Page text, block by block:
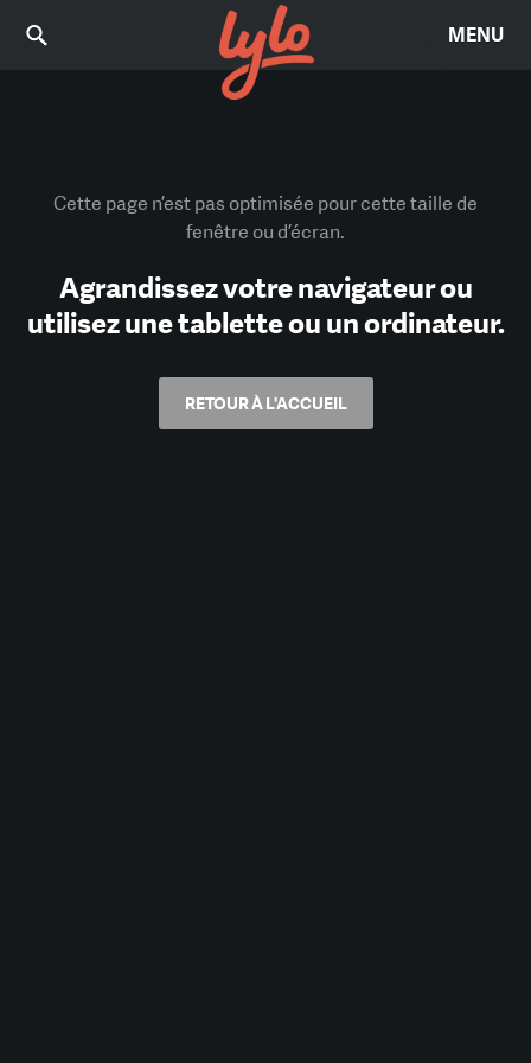
MENU
Cette page n’est pas optimisée pour cette taille de
fenêtre ou d’écran.
Agrandissez votre navigateur ou
utilisez une tablette ou un ordinateur.
RETOUR À L'ACCUEIL